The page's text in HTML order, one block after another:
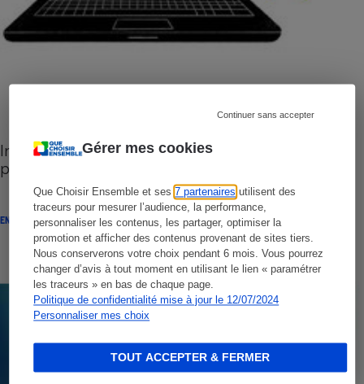
Gérer mes cookies
Que Choisir Ensemble et ses7 partenaires utilisent des
traceurs pour mesurer l’audience, la performance,
personnaliser les contenus, les partager, optimiser la
promotion et afficher des contenus provenant de sites tiers.
Nous conserverons votre choix pendant 6 mois. Vous pourrez
changer d’avis à tout moment en utilisant le lien « paramétrer
les traceurs » en bas de chaque page.
Politique de confidentialité mise à jour le 12/07/2024
Personnaliser mes choix
Continuer sans accepter
TOUT ACCEPTER & FERMER
Informatique - Se passer de Windows, c’est
possible
ENQUÊTE